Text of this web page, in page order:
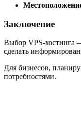
Заключение
Выбор VPS-хостинга
сделать
Для бизнесов,
потребностями.